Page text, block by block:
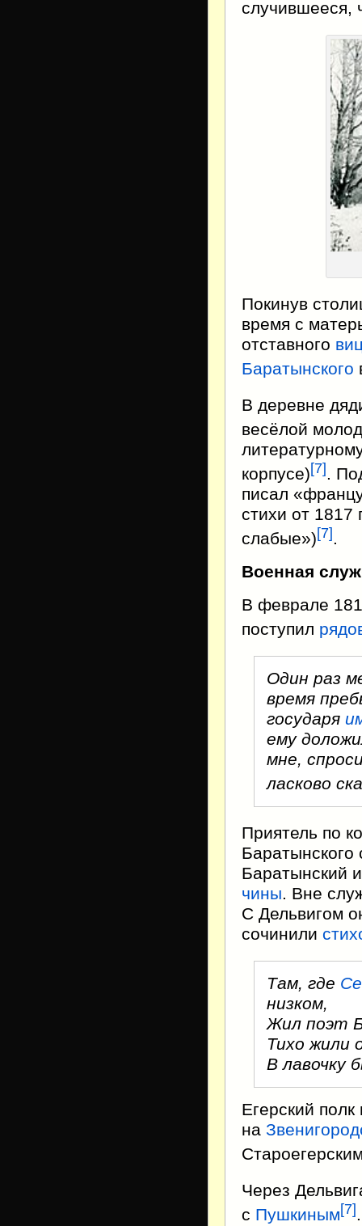
случившееся,
Покинув
время с
отставного
Баратынского
В деревне
весёлой
корпусе)[7].
писал
стихи от 1817
слабые»)[7].
Военная
В феврале
поступил
Один раз
время
государя
ему
мне,
ласково
Приятель по
Баратынского
Баратынский
чины. Вне
С Дельвигом
сочинили
Там, где
низком,
Жил поэт
Тихо жили
В лавочку
Егерский
на
Через
с Пушкиным[7]